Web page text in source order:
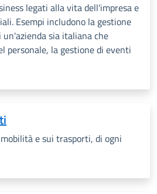
legati alla vita dell'impresa e
Esempi includono la gestione
sia italiana che
personale, la gestione di eventi
e sui trasporti, di ogni